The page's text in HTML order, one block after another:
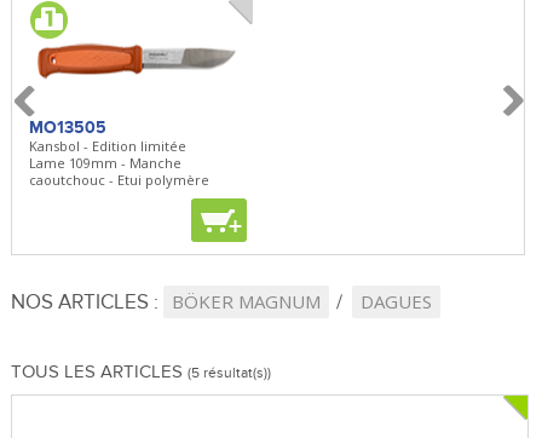
MO13505
Kansbol - Edition limitée
Lame 109mm - Manche
caoutchouc - Etui polymère
+
NOS ARTICLES : BÖKER MAGNUM DAGUES
TOUS LES ARTICLES (5 résultat(s))